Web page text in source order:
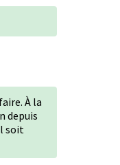
À la
depuis
soit